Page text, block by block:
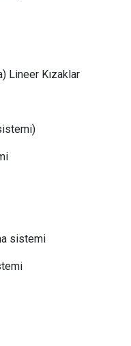
Lineer Kızaklar
sistemi